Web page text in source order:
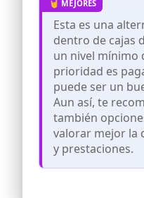
AMPLIA
entornos,
incluso en
Este
para
SEÑAL DE
llama GSM a
tarifas o a
de antípoda.
con esta
CONEXIÓN
Esta es una
dentro de cajas
un nivel mínimo
prioridad es
puede ser un
Aun así, te
también
valorar mejor la
y prestaciones.